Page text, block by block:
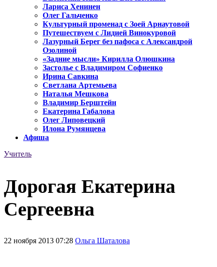
Лариса Хенинен
Олег Гальченко
Культурный променад с Зоей Арнаутовой
Путешествуем с Лидией Винокуровой
Лазурный Берег без пафоса с Александрой
Озолиной
«Задние мысли» Кирилла Олюшкина
Застолье с Владимиром Софиенко
Ирина Савкина
Светлана Артемьева
Наталья Мешкова
Владимир Берштейн
Екатерина Габалова
Олег Липовецкий
Илона Румянцева
Афиша
Учитель
Дорогая Екатерина
Сергеевна
22 ноября 2013 07:28 Ольга Шаталова